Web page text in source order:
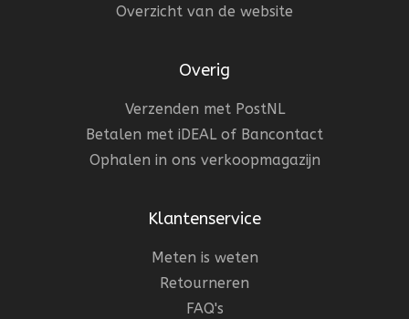
Overzicht van de website
Overig
Verzenden met PostNL
Betalen met iDEAL of Bancontact
Ophalen in ons verkoopmagazijn
Klantenservice
Meten is weten
Retourneren
FAQ's